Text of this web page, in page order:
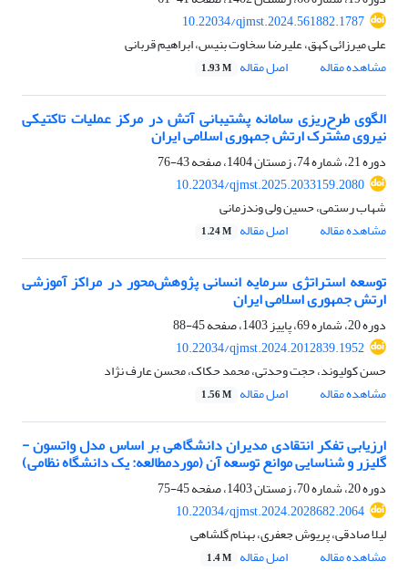
10.22034/qjmst.2024.561882.1787
علی میرزائی کهق، علیرضا سخاوت بنیس، ابراهیم قربانی
مشاهده مقاله
اصل مقاله 1.93 M
الگوی طرح‌ریزی سامانه پشتیبانی آتش در مرکز عملیات تاکتیکی
نیروی مشترک ارتش جمهوری اسلامی ایران
دوره 21، شماره 74، زمستان 1404، صفحه
43-76
10.22034/qjmst.2025.2033159.2080
شهاب رستمی، حسین ولی وندزمانی
مشاهده مقاله
اصل مقاله 1.24 M
توسعه استراتژی سرمایه انسانی پژوهش‌محور در مراکز آموزشی
ارتش جمهوری اسلامی ایران
دوره 20، شماره 69، پاییز 1403، صفحه
45-88
10.22034/qjmst.2024.2012839.1952
حسن کولیوند، حجت وحدتی، محمد حکاک، محسن عارف نژاد
مشاهده مقاله
اصل مقاله 1.56 M
ارزیابی تفکر انتقادی مدیران دانشگاهی بر اساس مدل واتسون -
گلیزر و شناسایی موانع توسعه آن (موردمطالعه: یک دانشگاه نظامی)
دوره 20، شماره 70، زمستان 1403، صفحه
45-75
10.22034/qjmst.2024.2028682.2064
لیلا صادقی، پریوش جعفری، بهنام گلشاهی
مشاهده مقاله
اصل مقاله 1.4 M